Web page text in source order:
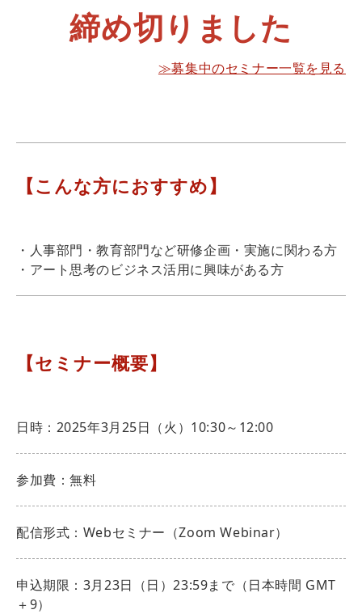
締め切りました
≫募集中のセミナー一覧を見る
【こんな方におすすめ】
・人事部門・教育部門など研修企画・実施に関わる方
・アート思考のビジネス活用に興味がある方
【セミナー概要】
日時：2025年3月25日（火）10:30～12:00
参加費：無料
配信形式：Webセミナー（Zoom Webinar）
申込期限：3月23日（日）23:59まで（日本時間 GMT
＋9）